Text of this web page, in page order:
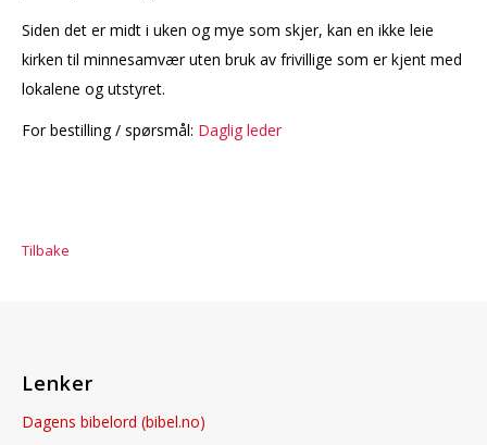
Siden det er midt i uken og mye som skjer, kan en ikke leie
kirken til minnesamvær uten bruk av frivillige som er kjent med
lokalene og utstyret.
For bestilling / spørsmål: Daglig leder
Tilbake
Lenker
Dagens bibelord (bibel.no)